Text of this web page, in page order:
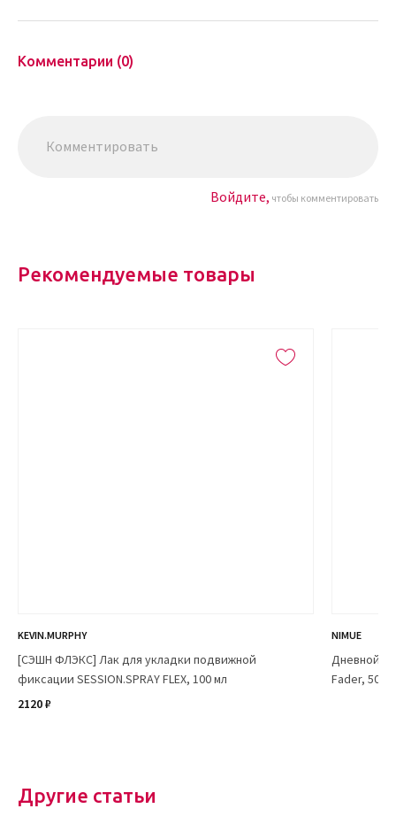
Комментарии (0)
Войдите, чтобы комментировать
Рекомендуемые товары
KEVIN.MURPHY
[СЭШН ФЛЭКС] Лак для укладки подвижной
фиксации SESSION.SPRAY FLEX, 100 мл
2120 ₽
NIMUE
Дневной
Fader, 50 мл
Другие статьи